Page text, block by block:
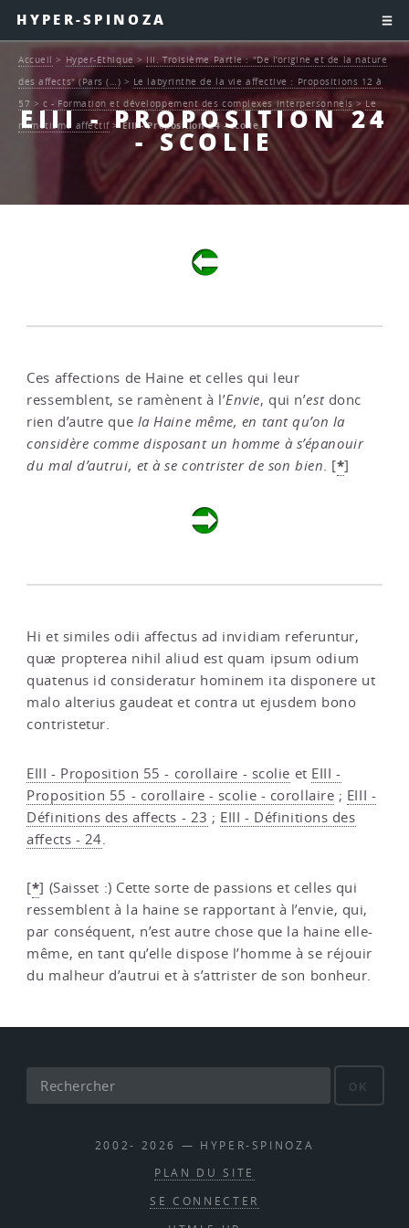
HYPER-SPINOZA
EIII - PROPOSITION 24
- SCOLIE
Accueil > Hyper-Ethique > III. Troisième Partie : "De l’origine et de la nature
des affects" (Pars (…) > Le labyrinthe de la vie affective : Propositions 12 à
57 > c - Formation et développement des complexes interpersonnels > Le
mimétisme affectif>EIII - Proposition 24 - scolie
Ces affections de Haine et celles qui leur
ressemblent, se ramènent à l’Envie, qui n’estdonc
rien d’autre que la Haine même, en tant qu’on la
considère comme disposant un homme à s’épanouir
du mal d’autrui, et à se contrister de son bien. [*]
Hi et similes odii affectus ad invidiam referuntur,
quæ propterea nihil aliud est quam ipsum odium
quatenus id consideratur hominem ita disponere ut
malo alterius gaudeat et contra ut ejusdem bono
contristetur.
EIII - Proposition 55 - corollaire - scolie et EIII -
Proposition 55 - corollaire - scolie - corollaire ; EIII -
Définitions des affects - 23 ; EIII - Définitions des
affects - 24.
[*] (Saisset :) Cette sorte de passions et celles qui
ressemblent à la haine se rapportant à l’envie, qui,
par conséquent, n’est autre chose que la haine elle-
même, en tant qu’elle dispose l’homme à se réjouir
du malheur d’autrui et à s’attrister de son bonheur.
OK
2002- 2026 — HYPER-SPINOZA
PLAN DU SITE
SE CONNECTER